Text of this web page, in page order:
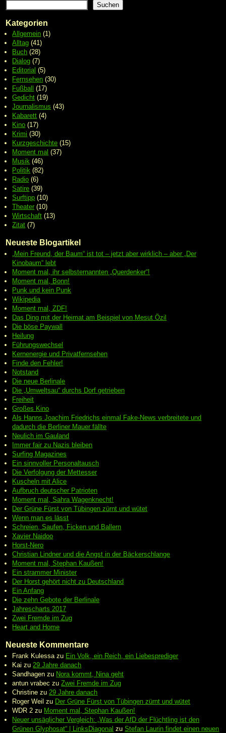
Suchen
Kategorien
Allgemein (1)
Alltag (41)
Buch (28)
Dialog (7)
Editorial (5)
Fernsehen (30)
Fußball (17)
Gedicht (19)
Journalismus (43)
Kabarett (4)
Kino (17)
Krimi (30)
Kurzgeschichte (15)
Moment mal (37)
Musik (46)
Politik (82)
Radio (6)
Satire (39)
Surftipp (10)
Theater (10)
Wirtschaft (13)
Zitat (7)
Neueste Blogartikel
„Mein Freund, der Baum“ ist tot – jetzt aber wirklich – aber „Der
Kinobaum“ lebt
Moment mal, ihr selbsternannten „Querdenker“!
Moment mal, Bonn!
Punk und kein Punk
Wikipedia
Moment mal, ZDF!
Das Ding mit der Heimat am Beispiel von Mesut Özil
Die böse Paywall
Heilung
Führungswechsel
Kernenergie und Privatfernsehen
Finde den Fehler!
Notstand
Die neue Berlinale
Die „Umweltsau“ durchs Dorf getrieben
Freiheit
Großes Kino
Als Hanns Joachim Friedrichs einmal Fake-News verbreitete und
dadurch die Berliner Mauer fällte
Neulich im Gauland
Immer fair zu Nazis bleiben
Surfing Magazines
Ein sinnvoller Personaltausch
Die Verfolgung der Mettesser
Kuscheln mit Alice
Aufbruch deutscher Patrioten
Moment mal, Sahra Wagenknecht!
Der Grüne Fürst von Tübingen zürnt und wütet
Wenn man es lässt
Schreien, Saufen, Ficken und Ballern
Xavier Naidoo
Horst-Nero
Christian Lindner und die Angst in der Bäckerschlange
Moment mal, Stephan Kaußen!
Ein strammer Minister
Der Horst gehört nicht zu Deutschland
Ein Anfang
Die zehn Gebote der Berlinale
Jahrescharts 2017
Zwei Fremde im Zug
Heart and Home
Neueste Kommentare
Frank Kulessa zu Ein Volk, ein Reich, ein Liebesprediger
Kai zu 29 Jahre danach
Sandhagen zu Nora kommt, Nina geht
antun vrabec zuZwei Fremde im Zug
Christine zu 29 Jahre danach
Roger Weil zu Der Grüne Fürst von Tübingen zürnt und wütet
WDR 2 zu Moment mal, Stephan Kaußen!
Neuer unsäglicher Vergleich: „Was der AfD der Flüchtling ist den
Grünen Glyphosat“ | LinksDiagonal zuStefan Laurin findet einen neuen